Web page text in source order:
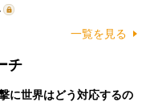
一覧を見る
チ
に世界はどう対応するの